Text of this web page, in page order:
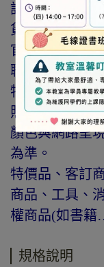
訂購前請詳閱
貨需知」，謝
官網與門市同
聯繫。
特價商品，會
照片因拍攝光
顏色與網路呈
為準。
特價品、客訂
商品、工具、
權商品(如書籍
規格說明